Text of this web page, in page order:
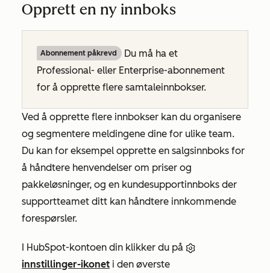
Opprett en ny innboks
Abonnement påkrevd
Du må ha et
Professional- eller Enterprise-abonnement
for å opprette flere samtaleinnbokser.
Ved å opprette flere innbokser kan du organisere
og segmentere meldingene dine for ulike team.
Du kan for eksempel opprette en salgsinnboks for
å håndtere henvendelser om priser og
pakkeløsninger, og en kundesupportinnboks der
supportteamet ditt kan håndtere innkommende
forespørsler.
I HubSpot-kontoen din klikker du på
innstillinger-ikonet i den øverste